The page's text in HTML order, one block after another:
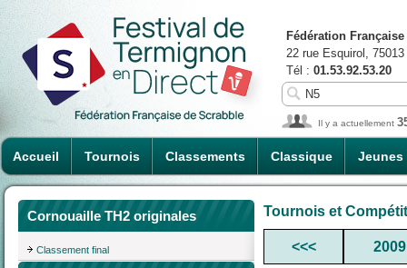
Accueil Tournois Classements Classique Jeunes
Fédération
22 rue Esquirol,
Tél : 01.53.92.53.20
Il y a actuellement
Cornouaille TH2 originales
Classement final
Tournois et
<<< 2009